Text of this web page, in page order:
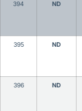
394 ND
395 ND
396 ND